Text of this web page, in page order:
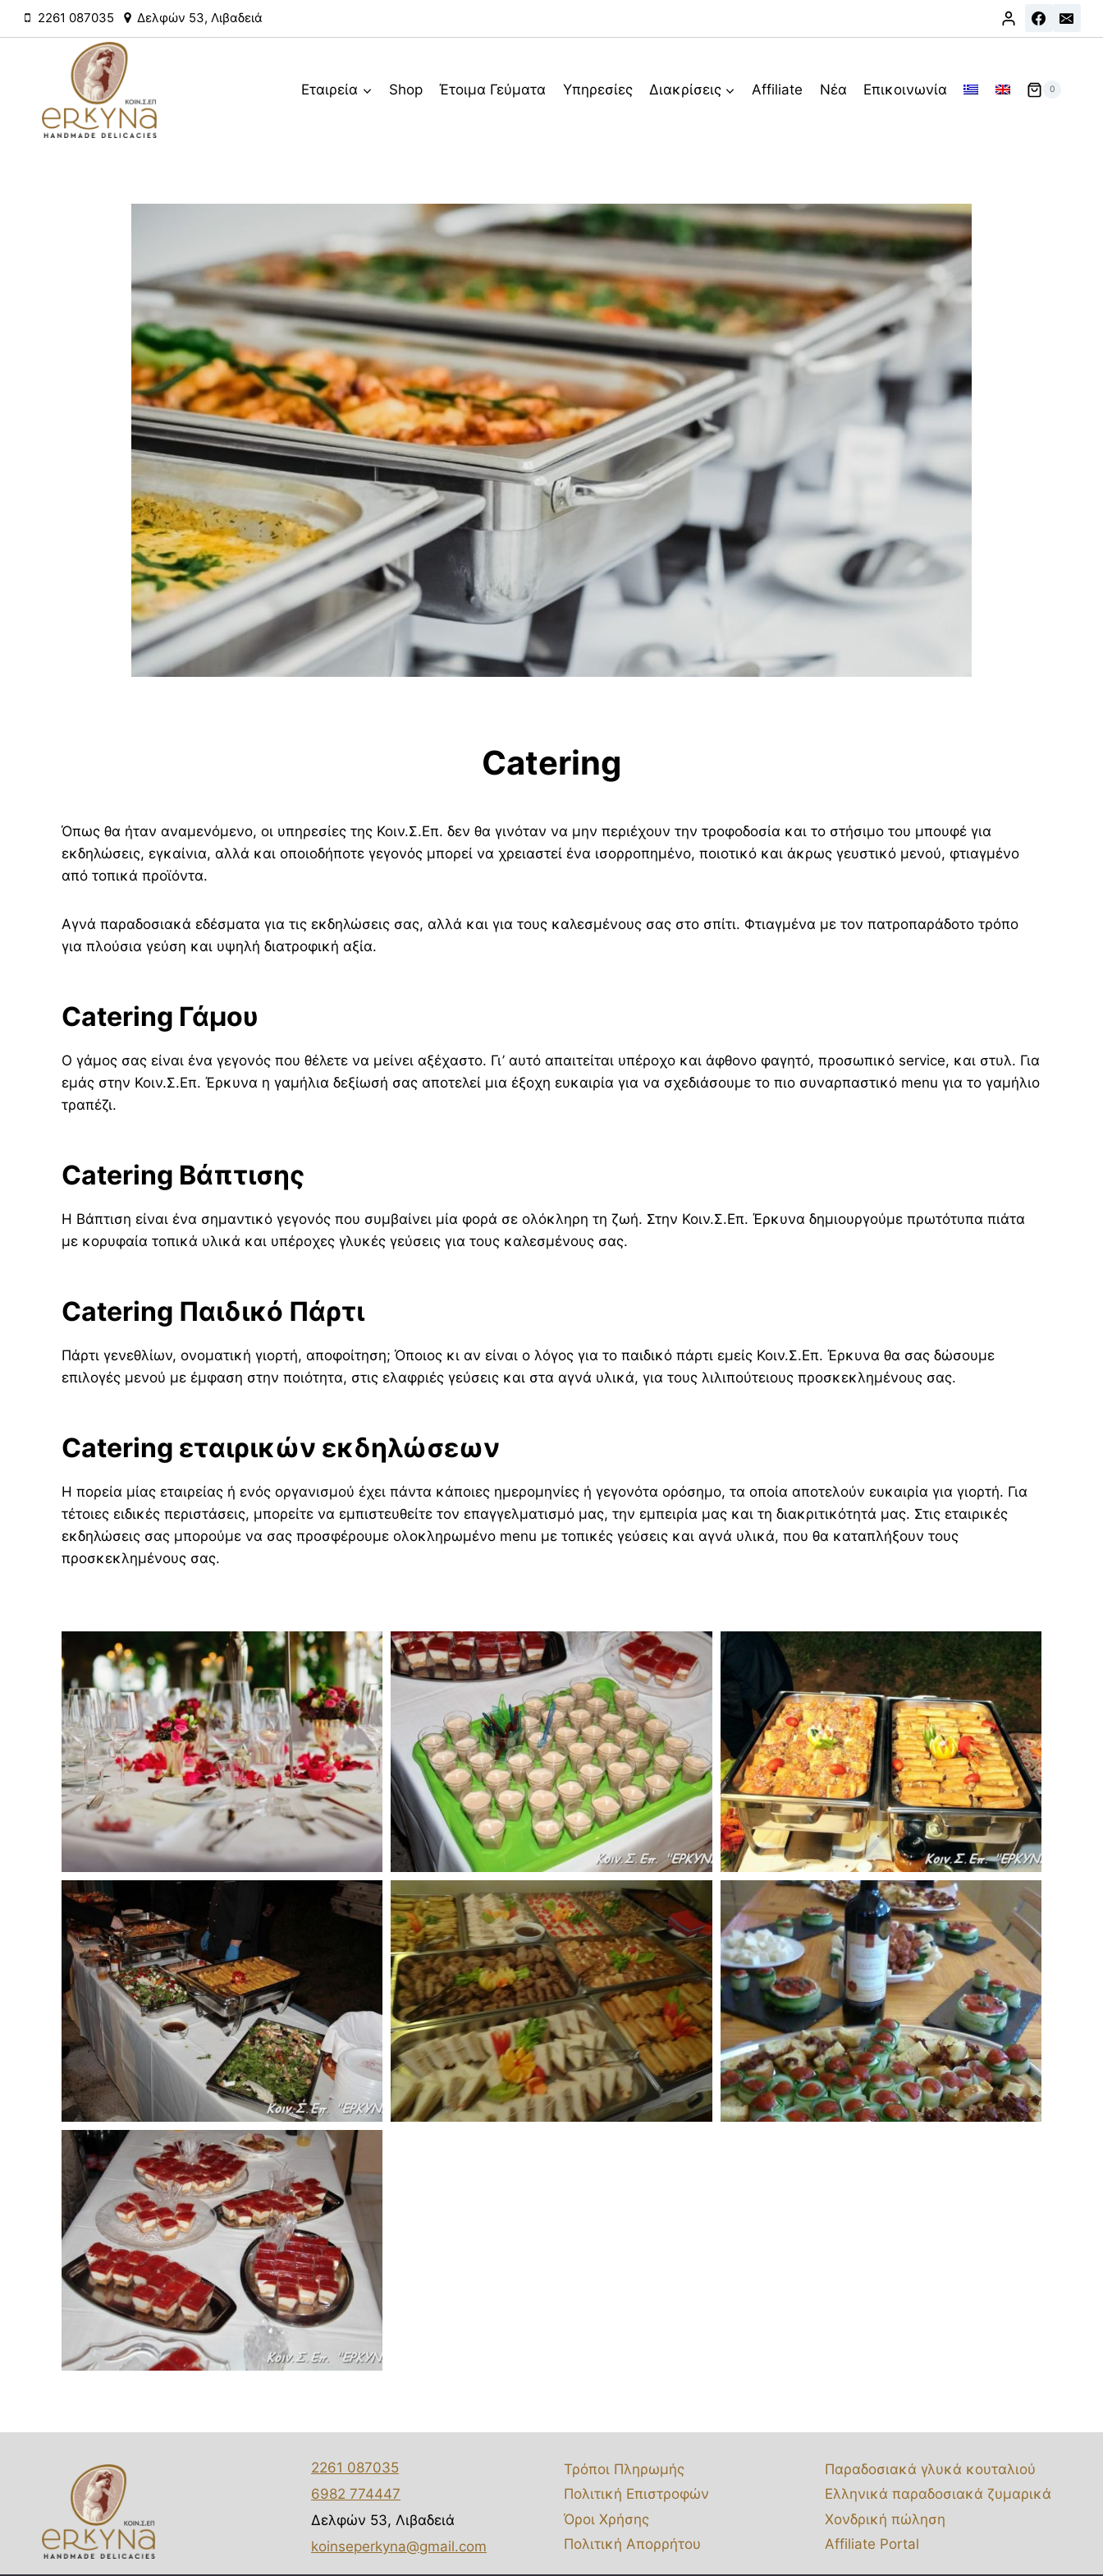
Skip
2261 087035 Δελφών 53, Λιβαδειά
Εταιρεία Shop Έτοιμα Γεύματα Υπηρεσίες Διακρίσεις Affiliate Νέα Επικοινωνία 0
Catering
Όπως θα ήταν αναμενόμενο, οι υπηρεσίες της Κοιν.Σ.Επ. δεν θα γινόταν να μην περιέχουν την τροφοδοσία και το στήσιμο του μπουφέ για
εκδηλώσεις, εγκαίνια, αλλά και οποιοδήποτε γεγονός μπορεί να χρειαστεί ένα ισορροπημένο, ποιοτικό και άκρως γευστικό μενού, φτιαγμένο
από τοπικά προϊόντα.
Αγνά παραδοσιακά εδέσματα για τις εκδηλώσεις σας, αλλά και για τους καλεσμένους σας στο σπίτι. Φτιαγμένα με τον πατροπαράδοτο τρόπο
για πλούσια γεύση και υψηλή διατροφική αξία.
Catering Γάμου
Ο γάμος σας είναι ένα γεγονός που θέλετε να μείνει αξέχαστο. Γι’ αυτό απαιτείται υπέροχο και άφθονο φαγητό, προσωπικό service, και στυλ. Για
εμάς στην Κοιν.Σ.Επ. Έρκυνα η γαμήλια δεξίωσή σας αποτελεί μια έξοχη ευκαιρία για να σχεδιάσουμε το πιο συναρπαστικό menu για το γαμήλιο
τραπέζι.
Catering Βάπτισης
Η Βάπτιση είναι ένα σημαντικό γεγονός που συμβαίνει μία φορά σε ολόκληρη τη ζωή. Στην Κοιν.Σ.Επ. Έρκυνα δημιουργούμε πρωτότυπα πιάτα
με κορυφαία τοπικά υλικά και υπέροχες γλυκές γεύσεις για τους καλεσμένους σας.
Catering Παιδικό Πάρτι
Πάρτι γενεθλίων, ονοματική γιορτή, αποφοίτηση; Όποιος κι αν είναι ο λόγος για το παιδικό πάρτι εμείς Κοιν.Σ.Επ. Έρκυνα θα σας δώσουμε
επιλογές μενού με έμφαση στην ποιότητα, στις ελαφριές γεύσεις και στα αγνά υλικά, για τους λιλιπούτειους προσκεκλημένους σας.
Catering εταιρικών εκδηλώσεων
Η πορεία μίας εταιρείας ή ενός οργανισμού έχει πάντα κάποιες ημερομηνίες ή γεγονότα ορόσημο, τα οποία αποτελούν ευκαιρία για γιορτή. Για
τέτοιες ειδικές περιστάσεις, μπορείτε να εμπιστευθείτε τον επαγγελματισμό μας, την εμπειρία μας και τη διακριτικότητά μας. Στις εταιρικές
εκδηλώσεις σας μπορούμε να σας προσφέρουμε ολοκληρωμένο menu με τοπικές γεύσεις και αγνά υλικά, που θα καταπλήξουν τους
προσκεκλημένους σας.
2261 087035
6982 774447
Δελφών 53, Λιβαδειά
koinseperkyna@gmail.com
Τρόποι Πληρωμής
Πολιτική Επιστροφών
Όροι Χρήσης
Πολιτική Απορρήτου
Παραδοσιακά γλυκά κουταλιού
Ελληνικά παραδοσιακά ζυμαρικά
Χονδρική πώληση
Affiliate Portal